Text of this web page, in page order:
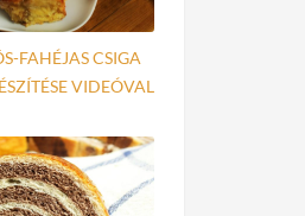
FAHÉJAS CSIGA
VIDEÓVAL